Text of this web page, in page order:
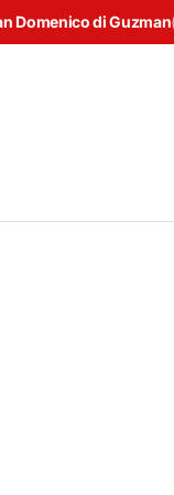
Domenico di Guzman